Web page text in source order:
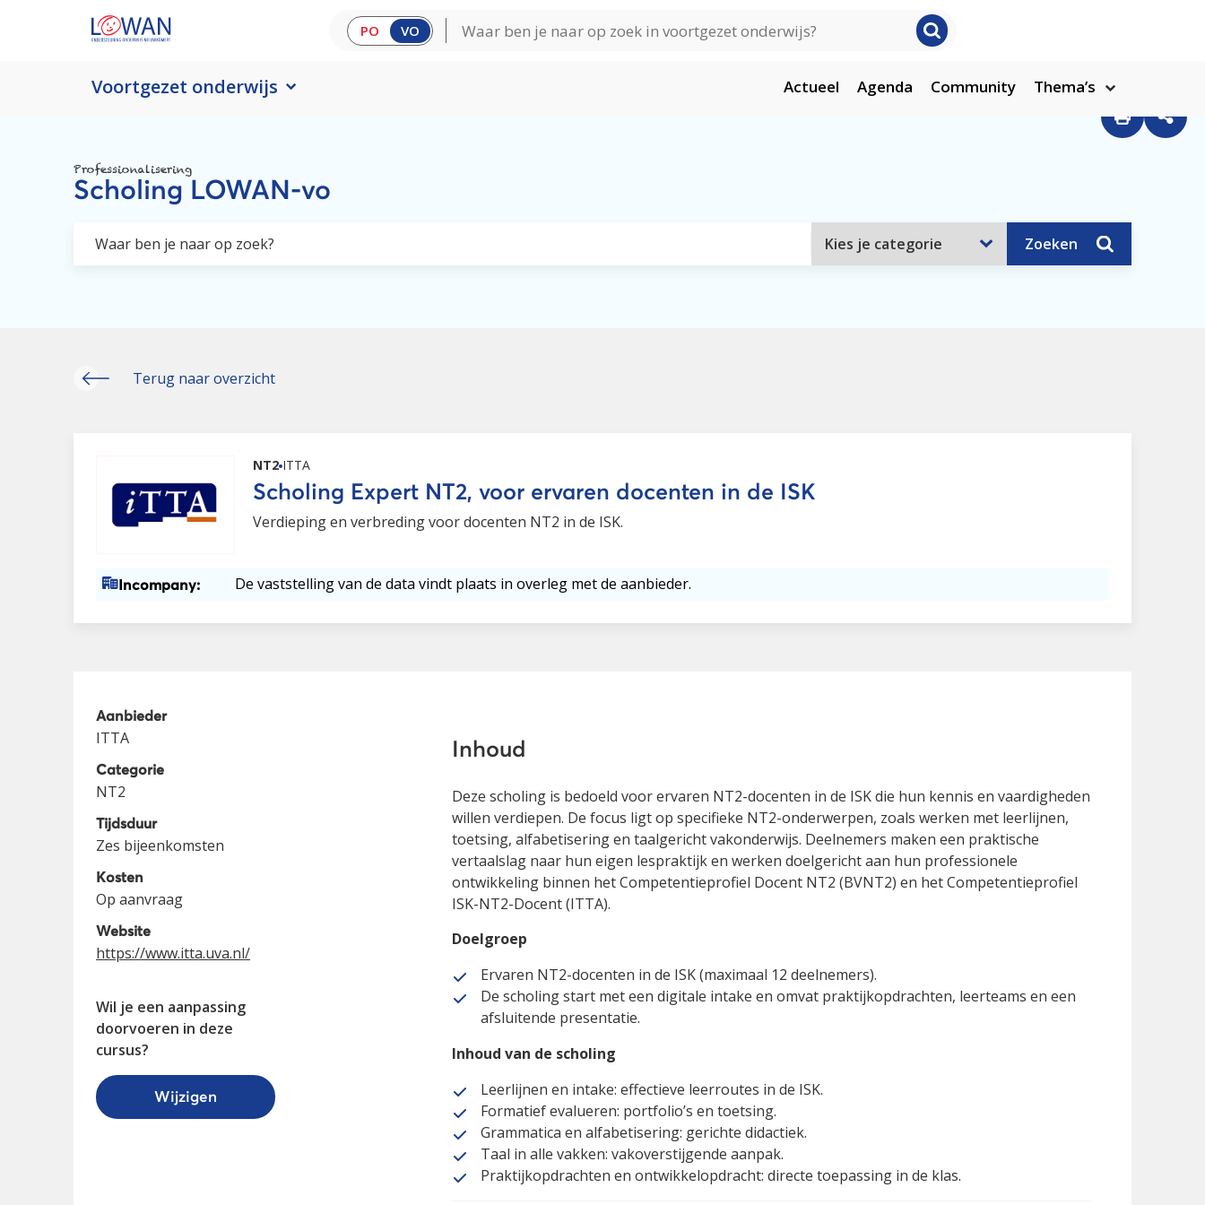
PO VO
Voortgezet onderwijs Actueel Agenda Community Thema’s
Professionalisering
Scholing LOWAN-vo
Zoeken
Terug naar overzicht
NT2 ITTA
Scholing Expert NT2, voor ervaren docenten in de ISK
Verdieping en verbreding voor docenten NT2 in de ISK.
Incompany: De vaststelling van de data vindt plaats in overleg met de aanbieder.
Aanbieder
ITTA
Categorie
NT2
Tijdsduur
Zes bijeenkomsten
Kosten
Op aanvraag
Website
https://www.itta.uva.nl/
Wil je een aanpassing
doorvoeren in deze
cursus?
Wijzigen
Inhoud
Deze scholing is bedoeld voor ervaren NT2-docenten in de ISK die hun kennis en vaardigheden
willen verdiepen. De focus ligt op specifieke NT2-onderwerpen, zoals werken met leerlijnen,
toetsing, alfabetisering en taalgericht vakonderwijs. Deelnemers maken een praktische
vertaalslag naar hun eigen lespraktijk en werken doelgericht aan hun professionele
ontwikkeling binnen het Competentieprofiel Docent NT2 (BVNT2) en het Competentieprofiel
ISK-NT2-Docent (ITTA).
Doelgroep
Ervaren NT2-docenten in de ISK (maximaal 12 deelnemers).
De scholing start met een digitale intake en omvat praktijkopdrachten, leerteams en een
afsluitende presentatie.
Inhoud van de scholing
Leerlijnen en intake: effectieve leerroutes in de ISK.
Formatief evalueren: portfolio’s en toetsing.
Grammatica en alfabetisering: gerichte didactiek.
Taal in alle vakken: vakoverstijgende aanpak.
Praktijkopdrachten en ontwikkelopdracht: directe toepassing in de klas.